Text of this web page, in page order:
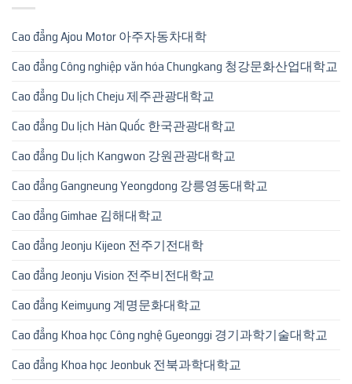
Cao đẳng Ajou Motor 아주자동차대학
Cao đẳng Công nghiệp văn hóa Chungkang 청강문화산업대학교
Cao đẳng Du lịch Cheju 제주관광대학교
Cao đẳng Du lịch Hàn Quốc 한국관광대학교
Cao đẳng Du lịch Kangwon 강원관광대학교
Cao đẳng Gangneung Yeongdong 강릉영동대학교
Cao đẳng Gimhae 김해대학교
Cao đẳng Jeonju Kijeon 전주기전대학
Cao đẳng Jeonju Vision 전주비전대학교
Cao đẳng Keimyung 계명문화대학교
Cao đẳng Khoa học Công nghệ Gyeonggi 경기과학기술대학교
Cao đẳng Khoa học Jeonbuk 전북과학대학교